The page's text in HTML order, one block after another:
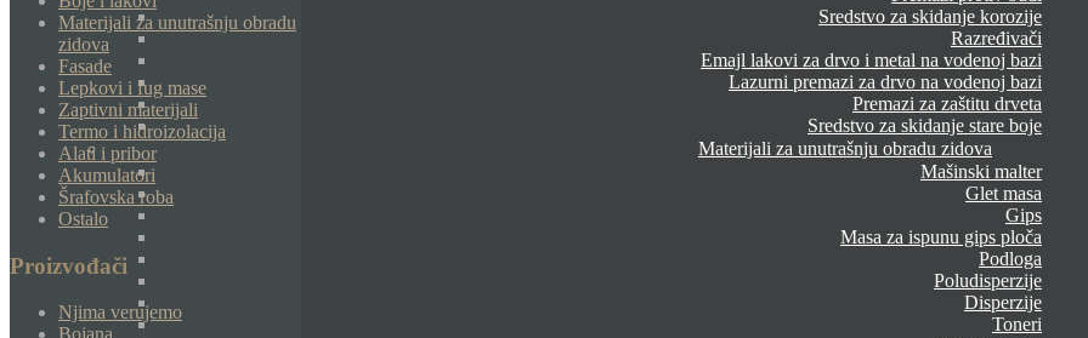
Sredstvo za skidanje korozije
Razređivači
Emajl lakovi za drvo i metal na vodenoj bazi
Lazurni premazi za drvo na vodenoj bazi
Premazi za zaštitu drveta
Sredstvo za skidanje stare boje
Materijali za unutrašnju obradu zidova
Mašinski malter
Glet masa
Gips
Masa za ispunu gips ploča
Podloga
Poludisperzije
Disperzije
Toneri
Materijali za unutrašnju obradu
zidova
Fasade
Lepkovi i fug mase
Zaptivni materijali
Termo i hidroizolacija
Alati i pribor
Akumulatori
Šrafovska roba
Ostalo
Proizvođači
Njima verujemo